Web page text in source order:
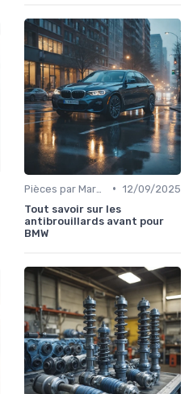
• 12/09/2025
Tout savoir sur les
antibrouillards avant pour
BMW